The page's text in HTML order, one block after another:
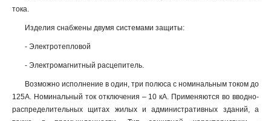
тока.
Изделия снабжены двумя системами защиты:
- Электротепловой
- Электромагнитный расцепитель.
Возможно исполнение в один, три полюса с номинальным током до
125А. Номинальный ток отключения – 10 кА. Применяются во вводно-
распределительных щитах жилых и административных зданий, а